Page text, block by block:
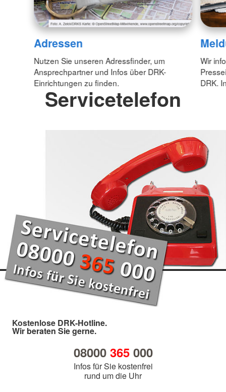
Adressen
Nutzen Sie unseren Adressfinder, um
Ansprechpartner und Infos über DRK-
Einrichtungen zu finden.
Wir
DRK.
Servicetelefon
Kostenlose DRK-Hotline.
Wir beraten Sie gerne.
08000 365000
Infos für Sie kostenfrei
rund um die Uhr